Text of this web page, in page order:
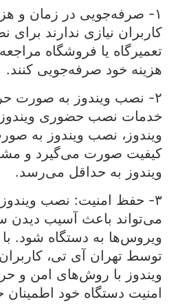
۱- صرفه‌جویی در زمان و
کاربران نیازی ندارند
تعمیرگاه یا فروشگاه
هزینه خود صرفه‌جویی کنند.
۲- نصب ویندوز به صورت
خدمات نصب حضوری ویندوز
ویندوز، نصب ویندوز به
کیفیت صورت می‌گیرد و
ویندوز به حداقل می‌رسد.
۳- حفظ امنیت: نصب
می‌تواند باعث آسیب دیدن
ویروس‌ها به دستگاه شود. با
توسط تهران آی تی،
ویندوز با روش‌های امن و
امنیت دستگاه خود اطمینان